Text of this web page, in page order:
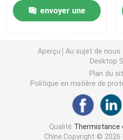
Thermistance de SMD NTC
Capteur de température de
Varistance CMS
envoyer une
Aperçu Au sujet de nous
Desktop
Plan du
Politique en matière de
Qualité Thermistance
Chine.Copyright © 2026